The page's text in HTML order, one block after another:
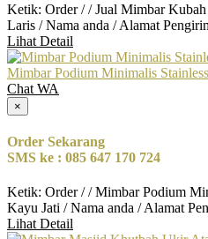
Ketik: Order / / Jual Mimbar
Laris / Nama anda / Alamat
Lihat Detail
Mimbar Podium Minimalis
Chat WA
×
Order Sekarang
SMS ke : 085 647 170 724
Ketik: Order / / Mimbar Podium
Kayu Jati / Nama anda / Alamat
Lihat Detail